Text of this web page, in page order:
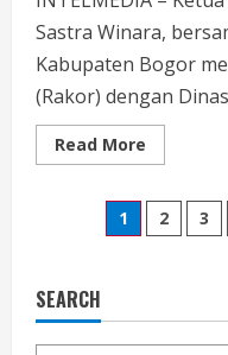
Sastra Winara,
Kabupaten Bogor
(Rakor) dengan
Read More
more
DPRD
dan
Dispora
Posts
1 2 3
SEARCH